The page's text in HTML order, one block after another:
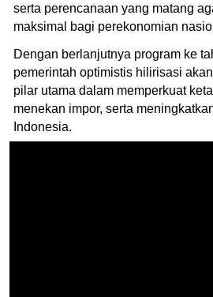
serta perencanaan yang matang
maksimal bagi perekonomian
Dengan berlanjutnya program ke
pemerintah optimistis hilirisasi
pilar utama dalam memperkuat
menekan impor, serta
Indonesia.